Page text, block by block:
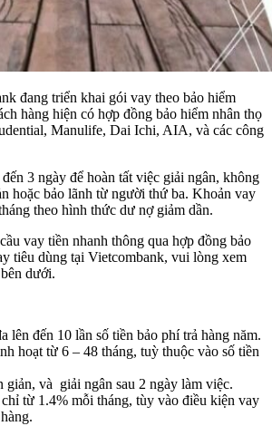
đang triển khai gói vay theo bảo hiểm
hàng hiện có hợp đồng bảo hiểm nhân thọ
Manulife, Dai Ichi, AIA, và các công
3 ngày để hoàn tất việc giải ngân, không
hoặc bảo lãnh từ người thứ ba. Khoản vay
theo hình thức dư nợ giảm dần.
vay tiền nhanh thông qua hợp đồng bảo
tiêu dùng tại Vietcombank, vui lòng xem
dưới.
lên đến 10 lần số tiền bảo phí trả hàng năm.
hoạt từ 6 – 48 tháng, tuỳ thuộc vào số tiền
giản, và giải ngân sau 2 ngày làm việc.
từ 1.4% mỗi tháng, tùy vào điều kiện vay